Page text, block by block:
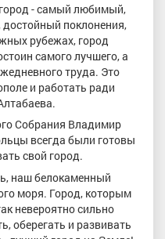
- самый любимый,
поклонения,
рубежах, город
самого лучшего, а
труда. Это
и работать ради
Собрания Владимир
всегда были готовы
свой город.
наш белокаменный
моря. Город, которым
невероятно сильно
оберегать и развивать